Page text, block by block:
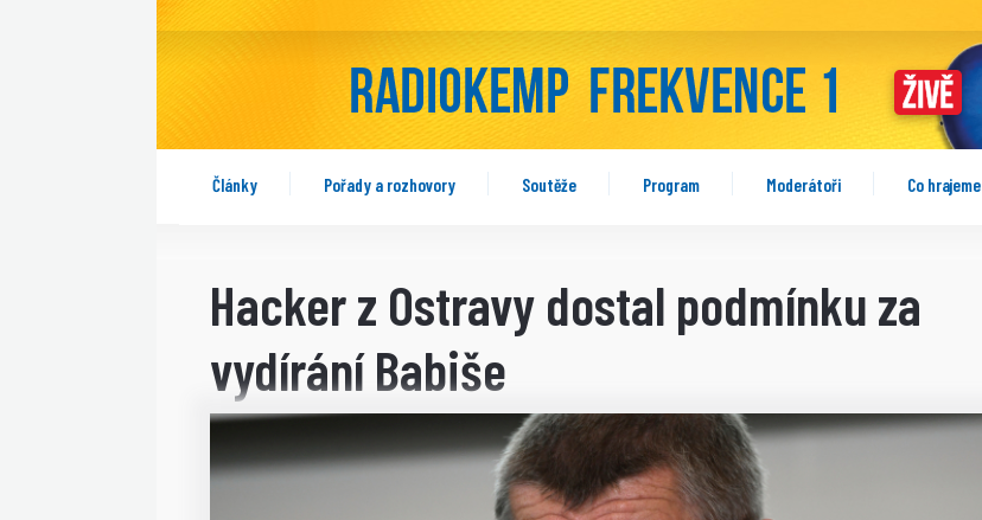
Články Pořady a rozhovory Soutěže Program Moderátoři Co hrajeme
Hacker z Ostravy dostal podmínku za
vydírání Babiše